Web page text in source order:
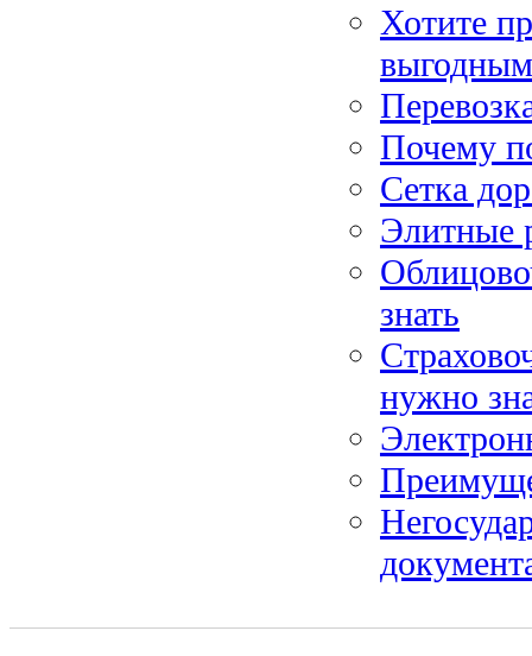
Хотите
Почему
Сетка
Элитные
знать
нужно